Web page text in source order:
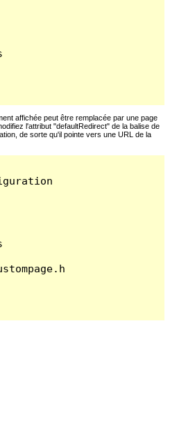
affichée peut être remplacée par une page
l'attribut "defaultRedirect" de la balise de
de sorte qu'il pointe vers une URL de la